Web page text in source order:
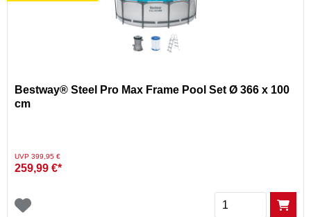
Bestway® Steel Pro Max Frame Pool Set Ø 366 x 100
cm
Preis reduziert von
UVP 399,95 €auf
259,99 €*
Menge